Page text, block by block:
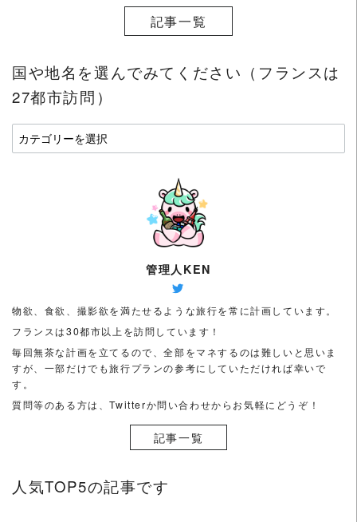
記事一覧
国や地名を選んでみてください（フランスは
27都市訪問）
国
や
て
く
だ
さ
い
（フ
は
27
管理人KEN
物欲、食欲、撮影欲を満たせるような旅行を常に計画しています。
フランスは30都市以上を訪問しています！
毎回無茶な計画を立てるので、全部をマネするのは難しいと思いま
すが、一部だけでも旅行プランの参考にしていただければ幸いで
す。
質問等のある方は、Twitterか問い合わせからお気軽にどうぞ！
記事一覧
人気TOP5の記事です